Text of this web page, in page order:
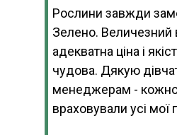
Рослини завжди
Зелено. Величезний
адекватна ціна і
чудова. Дякую
менеджерам -
враховували усі